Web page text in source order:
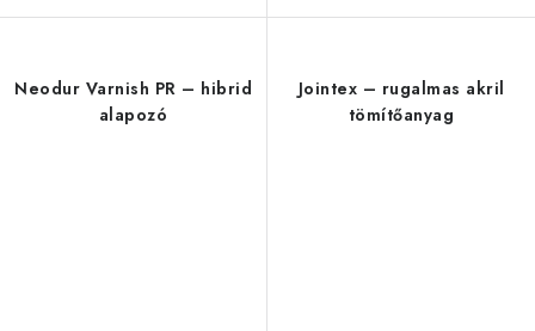
Neodur Varnish PR – hibrid
alapozó
Jointex – rugalmas akril
tömítőanyag